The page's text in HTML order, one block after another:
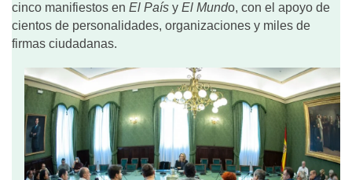
cinco manifiestos en El País y El Mundo, con el apoyo de
cientos de personalidades, organizaciones y miles de
firmas ciudadanas.